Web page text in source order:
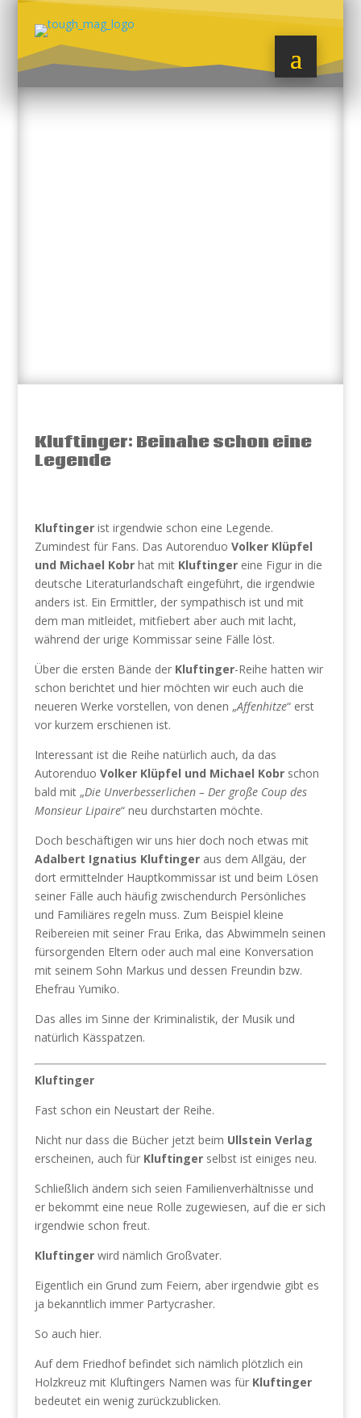
Kluftinger: Beinahe schon eine
Legende
Kluftingerist irgendwie schon eine Legende.
Zumindest für Fans. Das Autorenduo Volker Klüpfel
und Michael Kobrhat mit Kluftingereine Figur in die
deutsche Literaturlandschaft eingeführt, die irgendwie
anders ist. Ein Ermittler, der sympathisch ist und mit
dem man mitleidet, mitfiebert aber auch mit lacht,
während der urige Kommissar seine Fälle löst.
Über die ersten Bände der Kluftinger-Reihe hatten wir
schon berichtet und hier möchten wir euch auch die
neueren Werke vorstellen, von denen „Affenhitze“ erst
vor kurzem erschienen ist.
Interessant ist die Reihe natürlich auch, da das
Autorenduo Volker Klüpfel und Michael Kobrschon
bald mit „Die Unverbesserlichen – Der große Coup des
Monsieur Lipaire“ neu durchstarten möchte.
Doch beschäftigen wir uns hier doch noch etwas mit
Adalbert Ignatius Kluftingeraus dem Allgäu, der
dort ermittelnder Hauptkommissar ist und beim Lösen
seiner Fälle auch häufig zwischendurch Persönliches
und Familiäres regeln muss. Zum Beispiel kleine
Reibereien mit seiner Frau Erika, das Abwimmeln seinen
fürsorgenden Eltern oder auch mal eine Konversation
mit seinem Sohn Markus und dessen Freundin bzw.
Ehefrau Yumiko.
Das alles im Sinne der Kriminalistik, der Musik und
natürlich Kässpatzen.
Kluftinger
Fast schon ein Neustart der Reihe.
Nicht nur dass die Bücher jetzt beim Ullstein Verlag
erscheinen, auch für Kluftingerselbst ist einiges neu.
Schließlich ändern sich seien Familienverhältnisse und
er bekommt eine neue Rolle zugewiesen, auf die er sich
irgendwie schon freut.
Kluftingerwird nämlich Großvater.
Eigentlich ein Grund zum Feiern, aber irgendwie gibt es
ja bekanntlich immer Partycrasher.
So auch hier.
Auf dem Friedhof befindet sich nämlich plötzlich ein
Holzkreuz mit Kluftingers Namen was für Kluftinger
bedeutet ein wenig zurückzublicken.